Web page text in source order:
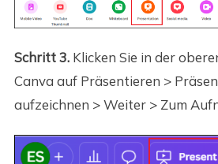
Schritt 3.Klicken Sie in der
Canva auf Präsentieren >
aufzeichnen > Weiter > Zum